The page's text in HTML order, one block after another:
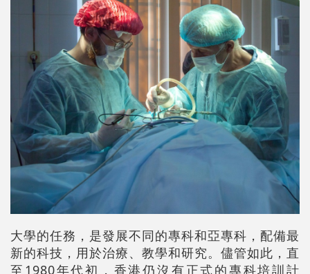
大學的任務，是發展不同的專科和亞專科，配備最
新的科技，用於治療、教學和研究。儘管如此，直
至1980年代初，香港仍沒有正式的專科培訓計